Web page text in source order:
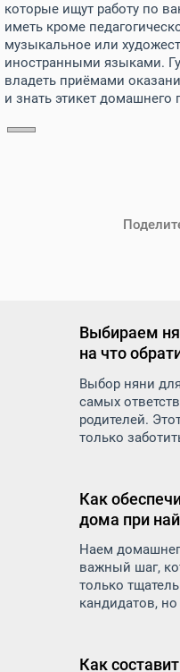
которые ищут работу по
иметь кроме
музыкальное или
иностранными языками.
владеть приёмами
и знать этикет домашнего
Выбираем
на что
Выбор няни
самых
родителей.
только
правильно
на что
найти
Как
дома при
персонала
Наем
важный шаг,
только
кандидатов,
няни,
Как